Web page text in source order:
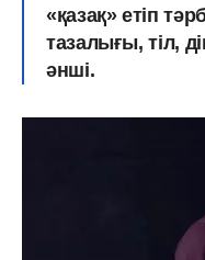
«қазақ» етіп
тазалығы, тіл,
әнші.